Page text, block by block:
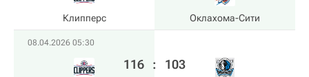
Клипперс Оклахома-Сити
08.04.2026 05:30
116 : 103